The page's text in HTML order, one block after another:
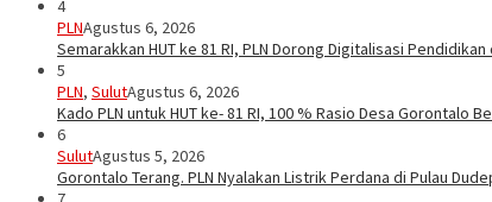
4
PLNAgustus 6, 2026
Semarakkan HUT ke 81 RI, PLN Dorong Digitalisasi Pendidikan
5
PLN, SulutAgustus 6, 2026
Kado PLN untuk HUT ke- 81 RI, 100 % Rasio Desa Gorontalo
6
SulutAgustus 5, 2026
Gorontalo Terang. PLN Nyalakan Listrik Perdana di Pulau